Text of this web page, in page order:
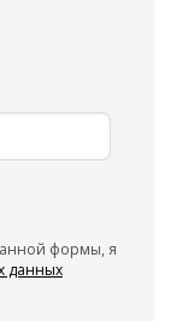
формы, я
данных